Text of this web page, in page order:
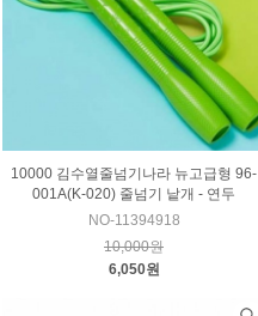
10000 김수열줄넘기나라 뉴고급형 96-
001A(K-020) 줄넘기 낱개 - 연두
NO-11394918
10,000원
6,050원